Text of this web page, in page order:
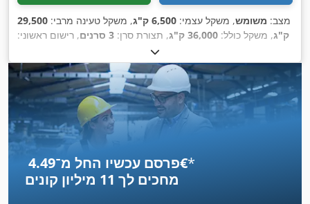
מצב: משומש, משקל עצמי: 6,500 ק"ג , משקל טעינה מרבי: 29,500
ק"ג, משקל כולל: 36,000 ק"ג , תצורת סרן: 3 סרנים
, רישום ראשוני:
, אורך אזור הטעינה:10,500 מ"מ
מ"ק, מתלה:אוויר, גודל צמיג: 385/65 R22,5 , ציוד:מערכת בלימה
למניעת נעילה (ABS),
פרסם עכשיו החל מ־‏4.49 ‏€*
מחכים לך 11 מיליון קונים